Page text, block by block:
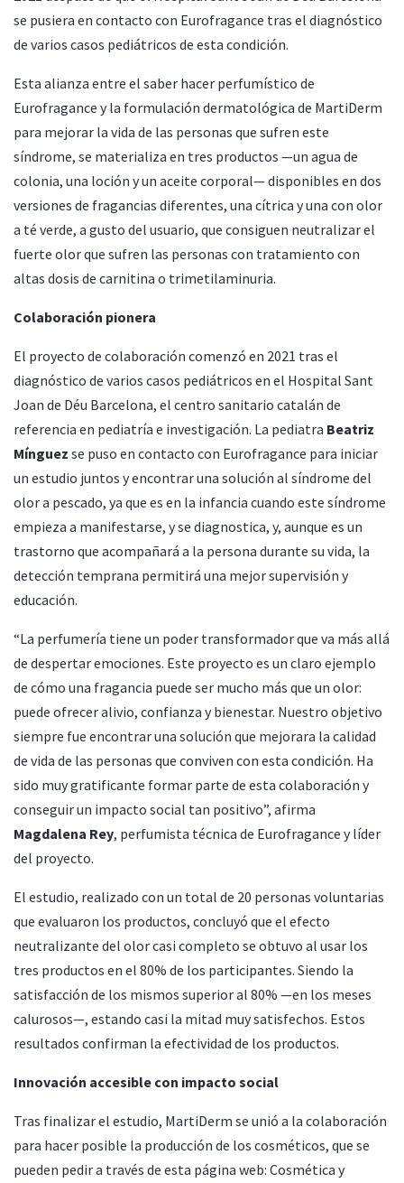
se pusiera en contacto con Eurofragance tras el diagnóstico
de varios casos pediátricos de esta condición.
Esta alianza entre el saber hacer perfumístico de
Eurofragance y la formulación dermatológica de MartiDerm
para mejorar la vida de las personas que sufren este
síndrome, se materializa en tres productos —un agua de
colonia, una loción y un aceite corporal— disponibles en dos
versiones de fragancias diferentes, una cítrica y una con olor
a té verde, a gusto del usuario, que consiguen neutralizar el
fuerte olor que sufren las personas con tratamiento con
altas dosis de carnitina o trimetilaminuria.
Colaboración pionera
El proyecto de colaboración comenzó en 2021 tras el
diagnóstico de varios casos pediátricos en el Hospital Sant
Joan de Déu Barcelona, el centro sanitario catalán de
referencia en pediatría e investigación. La pediatra Beatriz
Mínguez se puso en contacto con Eurofragance para iniciar
un estudio juntos y encontrar una solución al síndrome del
olor a pescado, ya que es en la infancia cuando este síndrome
empieza a manifestarse, y se diagnostica, y, aunque es un
trastorno que acompañará a la persona durante su vida, la
detección temprana permitirá una mejor supervisión y
educación.
“La perfumería tiene un poder transformador que va más allá
de despertar emociones. Este proyecto es un claro ejemplo
de cómo una fragancia puede ser mucho más que un olor:
puede ofrecer alivio, confianza y bienestar. Nuestro objetivo
siempre fue encontrar una solución que mejorara la calidad
de vida de las personas que conviven con esta condición. Ha
sido muy gratificante formar parte de esta colaboración y
conseguir un impacto social tan positivo”, afirma
Magdalena Rey, perfumista técnica de Eurofragance y líder
del proyecto.
El estudio, realizado con un total de 20 personas voluntarias
que evaluaron los productos, concluyó que el efecto
neutralizante del olor casi completo se obtuvo al usar los
tres productos en el 80% de los participantes. Siendo la
satisfacción de los mismos superior al 80% —en los meses
calurosos—, estando casi la mitad muy satisfechos. Estos
resultados confirman la efectividad de los productos.
Innovación accesible con impacto social
Tras finalizar el estudio, MartiDerm se unió a la colaboración
para hacer posible la producción de los cosméticos, que se
pueden pedir a través de esta página web: Cosmética y